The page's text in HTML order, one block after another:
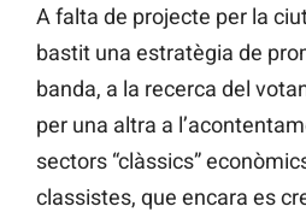
A falta de projecte per la
bastit una estratègia de
banda, a la recerca del
per una altra a
sectors “clàssics”
classistes, que encara es